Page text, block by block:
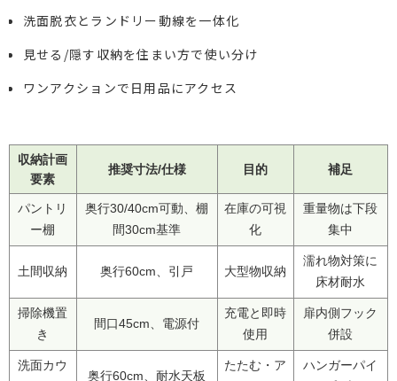
洗面脱衣とランドリー動線を一体化
見せる/隠す収納を住まい方で使い分け
ワンアクションで日用品にアクセス
収納計画
要素
推奨寸法/仕様 目的 補足
パントリ
ー棚
奥行30/40cm可動、棚
間30cm基準
在庫の可視
化
重量物は下段
集中
土間収納 奥行60cm、引戸 大型物収納
濡れ物対策に
床材耐水
掃除機置
き
間口45cm、電源付
充電と即時
使用
扉内側フック
併設
洗面カウ
奥行60cm、耐水天板
たたむ・ア
ハンガーパイ